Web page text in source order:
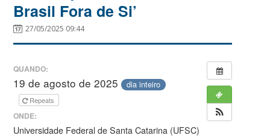
Brasil Fora de Si’
27/05/2025 09:44
QUANDO:
19 de agosto de 2025 dia inteiro
Repeats
ONDE:
Universidade Federal de Santa Catarina (UFSC)